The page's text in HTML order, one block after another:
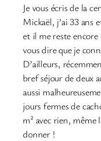
Je vous écris de la
Mickaël, j’ai 33 ans
et il me reste
vous dire que je
D’ailleurs,
bref séjour de deux
aussi
jours fermes de
m² avec rien,
donner !